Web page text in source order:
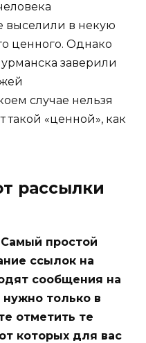
выселили в некую
ценного. Однако
заверили
случае нельзя
такой «ценной», как
рассылки
простой
ссылок на
сообщения на
только в
отметить те
которых для вас